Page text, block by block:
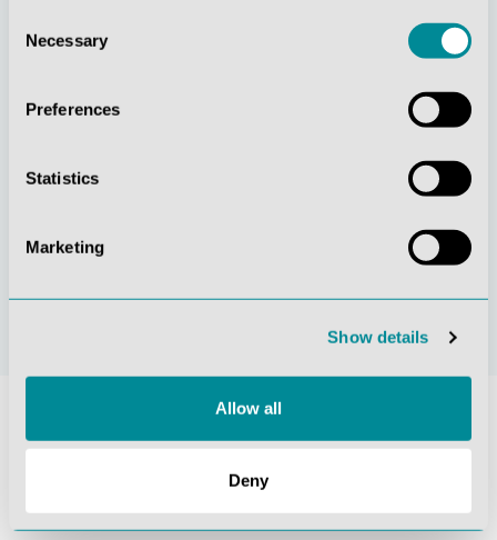
Selection
Necessary
Preferences
Statistics
Marketing
Show details
Allow all
Deny
Kundenorientierung
Verständnis für
Nachhaltiges
Zertifizierung ISO